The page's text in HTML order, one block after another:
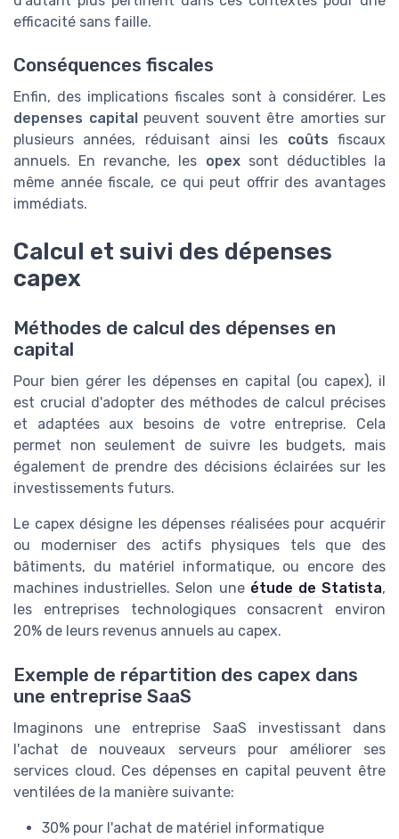
efficacité sans faille.
Conséquences fiscales
Enfin, des implications fiscales sont à considérer. Les
depenses capitalpeuvent souvent être amorties sur
plusieurs années, réduisant ainsi les coûts fiscaux
annuels. En revanche, les opexsont déductibles la
même année fiscale, ce qui peut offrir des avantages
immédiats.
Calcul et suivi des dépenses
capex
Méthodes de calcul des dépenses en
capital
Pour bien gérer les dépenses en capital (ou capex), il
est crucial d'adopter des méthodes de calcul précises
et adaptées aux besoins de votre entreprise. Cela
permet non seulement de suivre les budgets, mais
également de prendre des décisions éclairées sur les
investissements futurs.
Le capex désigne les dépenses réalisées pour acquérir
ou moderniser des actifs physiques tels que des
bâtiments, du matériel informatique, ou encore des
machines industrielles. Selon une étude de Statista,
les entreprises technologiques consacrent environ
20% de leurs revenus annuels au capex.
Exemple de répartition des capex dans
une entreprise SaaS
Imaginons une entreprise SaaS investissant dans
l'achat de nouveaux serveurs pour améliorer ses
services cloud. Ces dépenses en capital peuvent être
ventilées de la manière suivante:
30% pour l'achat de matériel informatique